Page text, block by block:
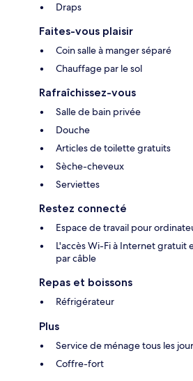
Draps
Faites-vous plaisir
Coin salle à manger séparé
Chauffage par le sol
Rafraîchissez-vous
Salle de bain privée
Douche
Articles de toilette gratuits
Sèche-cheveux
Serviettes
Restez connecté
Espace de travail pour
L'accès Wi-Fi à Internet gratuit
par câble
Repas et boissons
Réfrigérateur
Plus
Service de ménage tous les
Coffre-fort